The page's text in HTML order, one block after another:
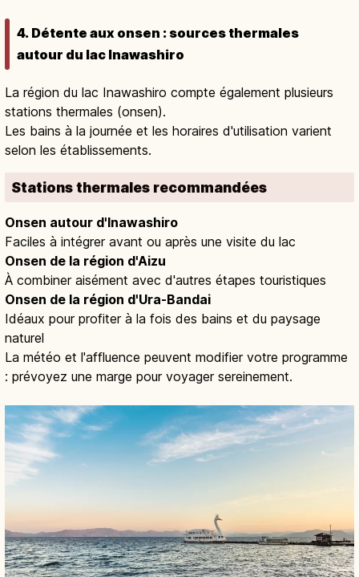
4. Détente aux onsen : sources thermales
autour du lac Inawashiro
La région du lac Inawashiro compte également plusieurs
stations thermales (onsen).
Les bains à la journée et les horaires d'utilisation varient
selon les établissements.
Stations thermales recommandées
Onsen autour d'Inawashiro
Faciles à intégrer avant ou après une visite du lac
Onsen de la région d'Aizu
À combiner aisément avec d'autres étapes touristiques
Onsen de la région d'Ura-Bandai
Idéaux pour profiter à la fois des bains et du paysage
naturel
La météo et l'affluence peuvent modifier votre programme
: prévoyez une marge pour voyager sereinement.